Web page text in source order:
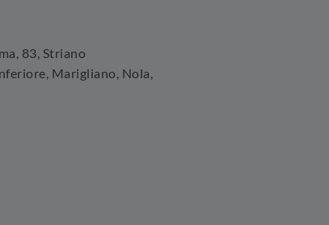
83, Striano
Marigliano, Nola,